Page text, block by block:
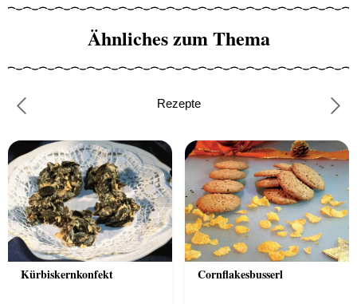
Ähnliches zum Thema
Rezepte
Kürbiskernkonfekt Cornflakesbusserl